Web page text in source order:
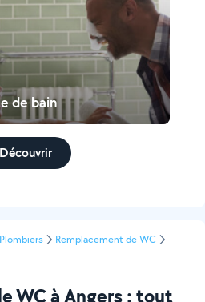
de bain
Découvrir
Plombiers
Remplacement de WC
WC à Angers : tout